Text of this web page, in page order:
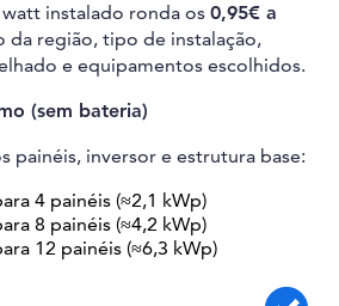
instalado ronda os 0,95€ a
da região, tipo de instalação,
e equipamentos escolhidos.
(sem bateria)
painéis, inversor e estrutura base:
4 painéis (≈2,1 kWp)
8 painéis (≈4,2 kWp)
12 painéis (≈6,3 kWp)